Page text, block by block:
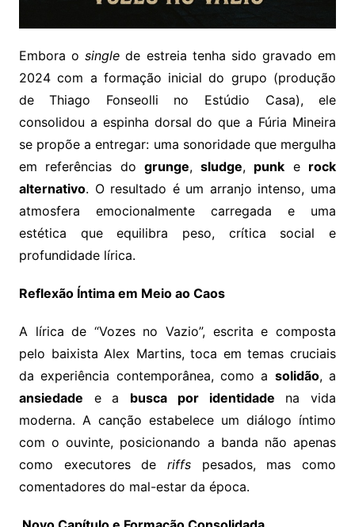
Embora osingle de estreia tenha sido gravado em
2024 com a formação inicial do grupo (produção
de Thiago Fonseolli no Estúdio Casa), ele
consolidou a espinha dorsal do que a Fúria Mineira
se propõe a entregar: uma sonoridade que mergulha
em referências do grunge,sludge, punk e rock
alternativo. O resultado é um arranjo intenso, uma
atmosfera emocionalmente carregada e uma
estética que equilibra peso, crítica social e
profundidade lírica.
Reflexão Íntima em Meio ao Caos
A lírica de “Vozes no Vazio”, escrita e composta
pelo baixista Alex Martins, toca em temas cruciais
da experiência contemporânea, como a solidão, a
ansiedade e a busca por identidade na vida
moderna. A canção estabelece um diálogo íntimo
com o ouvinte, posicionando a banda não apenas
como executores de riffs pesados, mas como
comentadores do mal-estar da época.